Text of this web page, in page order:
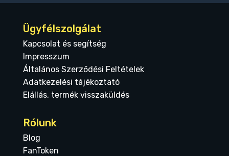
Ügyfélszolgálat
Kapcsolat és segítség
Impresszum
Általános Szerződési Feltételek
Adatkezelési tájékoztató
Elállás, termék visszaküldés
Rólunk
Blog
FanToken